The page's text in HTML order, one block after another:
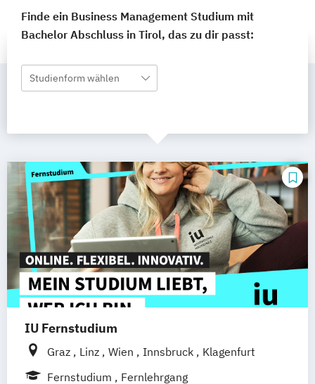
Finde ein Business Management Studium mit
Bachelor Abschluss in Tirol, das zu dir passt:
Studienform wählen
IU Fernstudium
Graz Linz Wien Innsbruck
Klagenfurt
Fernstudium
Fernlehrgang